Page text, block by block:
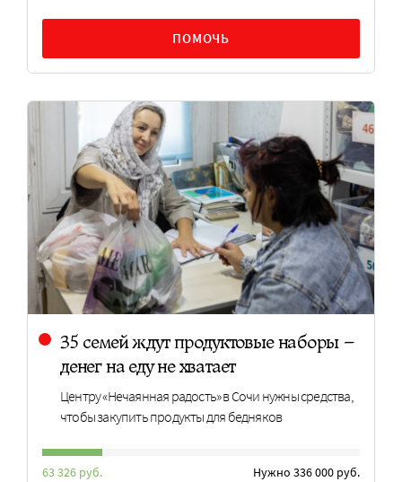
ПОМОЧЬ
35 семей ждут продуктовые наборы –
денег на еду не хватает
Центру «Нечаянная радость» в Сочи нужны средства,
чтобы закупить продукты для бедняков
63 326 руб. Нужно 336 000 руб.